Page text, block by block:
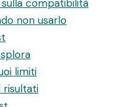
compatibilità
non usarlo
limiti